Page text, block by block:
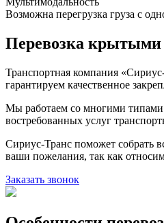
Возможна перегрузка груза с
Перевозка крытыми
Транспортная компания
гарантируем качественное
Мы работаем со многими типами
востребованных услуг
Сириус-Транс поможет собрать
ваши пожелания, так как
Заказать звонок